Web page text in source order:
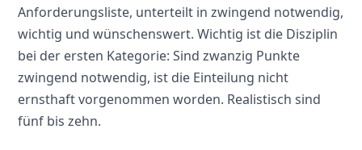
Anforderungsliste, unterteilt in zwingend notwendig,
wichtig und wünschenswert. Wichtig ist die Disziplin
bei der ersten Kategorie: Sind zwanzig Punkte
zwingend notwendig, ist die Einteilung nicht
ernsthaft vorgenommen worden. Realistisch sind
fünf bis zehn.